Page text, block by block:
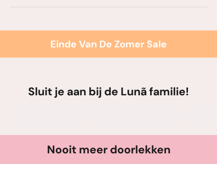
Einde Van De Zomer Sale
Sluit je aan bij de Lunã familie!
Nooit meer doorlekken